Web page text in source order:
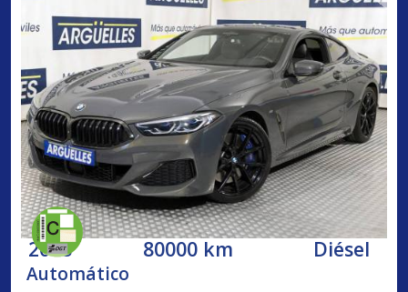
2018 80000 km Diésel
Automático